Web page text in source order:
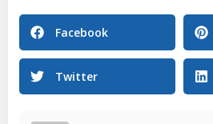
Facebook
Twitter